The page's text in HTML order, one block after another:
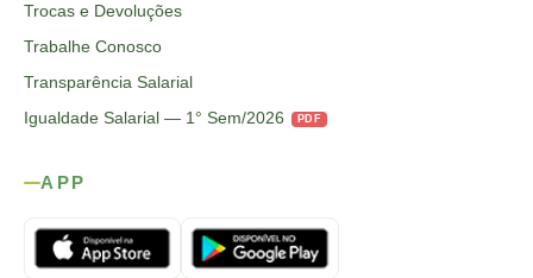
Trocas e Devoluções
Trabalhe Conosco
Transparência Salarial
Igualdade Salarial — 1° Sem/2026
PDF
APP